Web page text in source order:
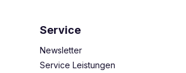
Service
Newsletter
Service Leistungen